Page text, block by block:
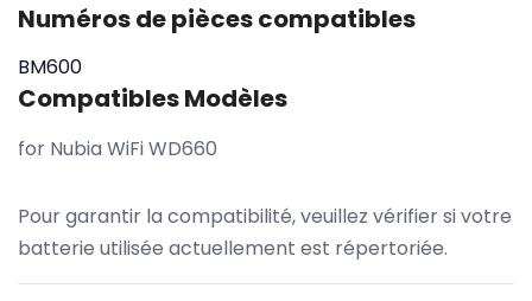
Numéros de pièces compatibles
BM600
Compatibles Modèles
for Nubia WiFi WD660
Pour garantir la compatibilité, veuillez vérifier si votre
batterie utilisée actuellement est répertoriée.